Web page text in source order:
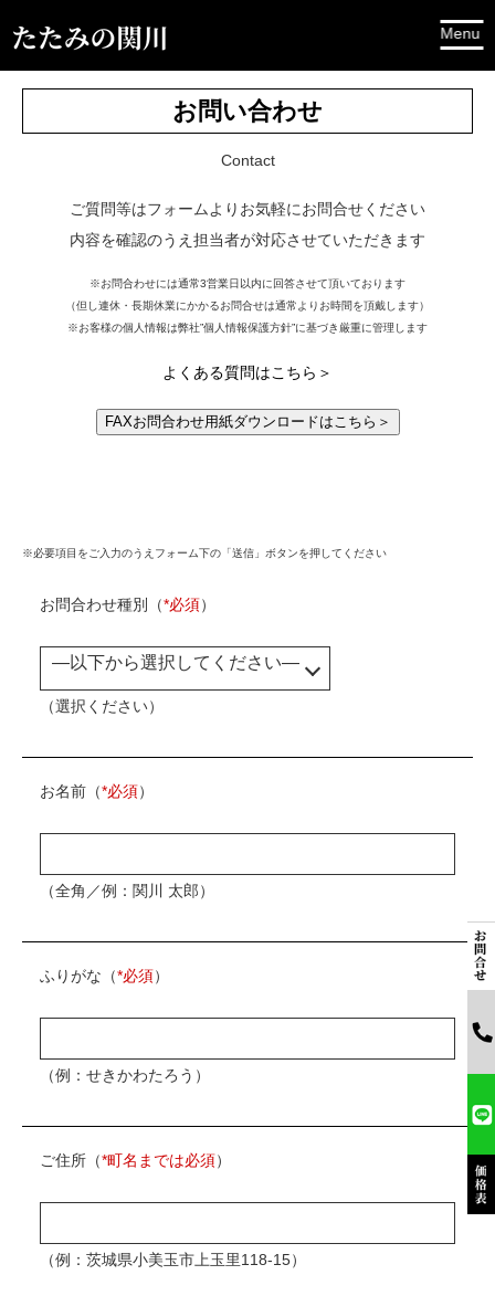
お問い合わせ
Contact
ご質問等はフォームよりお気軽にお問合せください
内容を確認のうえ担当者が対応させていただきます
※お問合わせには通常3営業⽇以内に回答させて頂いております
（但し連休・長期休業にかかるお問合せは通常よりお時間を頂戴します）
※お客様の個⼈情報は弊社”個⼈情報保護⽅針”に基づき厳重に管理します
よくある質問はこちら＞
FAXお問合わせ用紙ダウンロードはこちら＞
※必要項⽬をご⼊⼒のうえフォーム下の「送信」ボタンを押してください
お問合わせ種別（*必須）
（選択ください）
お名前（*必須）
（全角／例：関川 太郎）
ふりがな（*必須）
（例：せきかわたろう）
ご住所（*町名までは必須）
（例：茨城県小美玉市上玉里118-15）